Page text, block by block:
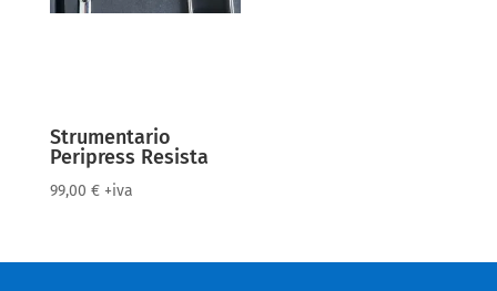
Strumentario
Peripress Resista
99,00 € +iva